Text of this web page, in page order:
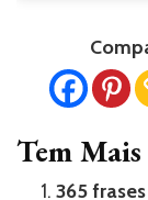
Tem
365